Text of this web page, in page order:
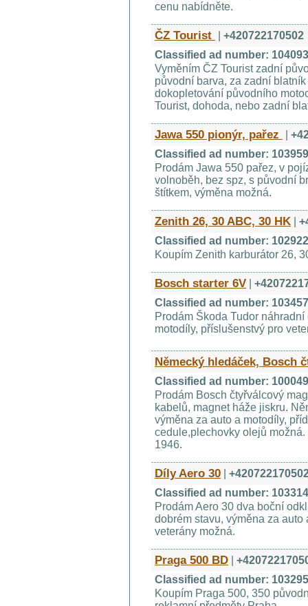
cenu nabídněte.
ČZ Tourist
+420722170502
Classified ad number:
Vyměním ČZ Tourist zadní
původní barva, za zadní
dokopletování původního
Tourist, dohoda, nebo zadní
Jawa 550 pionýr, pařez
Classified ad number:
Prodám Jawa 550 pařez, v
volnoběh, bez spz, s původní
štítkem, výměna možná.
Zenith 26, 30 ABC, 30 HK
Classified ad number:
Koupím Zenith karburátor 26,
Bosch starter 6V
Classified ad number:
Prodám Škoda Tudor
motodíly, příslušenstvý pro
Německý hledáček, Bosch
Classified ad number:
Prodám Bosch čtyřválcový
kabelů, magnet háže jiskru.
výměna za auto a motodíly,
cedule,plechovky olejů
1946.
Díly Aero 30
Classified ad number:
Prodám Aero 30 dva boční
dobrém stavu, výměna za
veterány možná.
Praga 500 BD
Classified ad number:
Koupím Praga 500, 350